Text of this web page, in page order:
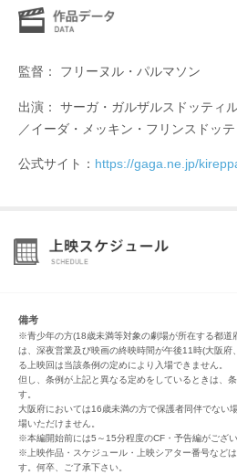
監督： フリーヌル・パルマソン
出演： サーガ・ガルザルスドッティ
／イーダ・メッキン・フリンスドッ
公式サイト： https://gaga.ne.jp/
備考
※青少年の方(18歳未満等対象の劇場が所在する都道
は、深夜営業及び映画の終映時間が午後11時(大阪府
る上映回は当該条例の定めにより入場できません。
但し、条例が上記と異なる定めをしているときは、
す。
大阪府においては16歳未満の方で保護者同伴でない
場いただけません。
※本編開始前には5～15分程度のCF・予告編がござ
※上映作品・スケジュール・上映シアター番号など
す。何卒、ご了承下さい。